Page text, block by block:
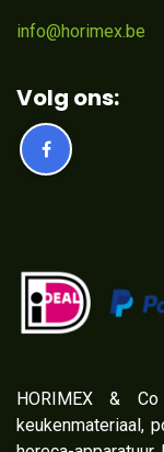
info@horimex.be
Volg ons:
​HORIMEX &
keukenmateriaal,